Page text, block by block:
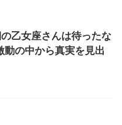
乙女座さんは待ったな
動の中から真実を見出